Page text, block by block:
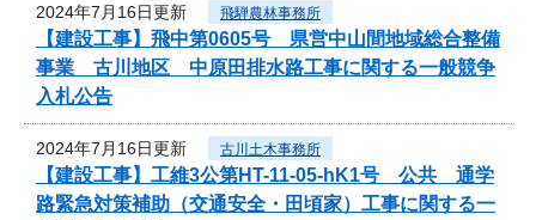
2024年7月16日更新 飛騨農林事務所
【建設工事】飛中第0605号 県営中山間地域総合整備
事業 古川地区 中原田排水路工事に関する一般競争
入札公告
2024年7月16日更新 古川土木事務所
【建設工事】工維3公第HT-11-05-hK1号 公共 通学
路緊急対策補助（交通安全・田頃家）工事に関する一